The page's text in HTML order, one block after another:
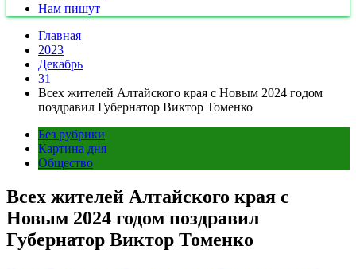
Нам пишут
Главная
2023
Декабрь
31
Всех жителей Алтайского края с Новым 2024 годом
поздравил Губернатор Виктор Томенко
Без рубрики
Картина дня
Общество
Всех жителей Алтайского края с
Новым 2024 годом поздравил
Губернатор Виктор Томенко